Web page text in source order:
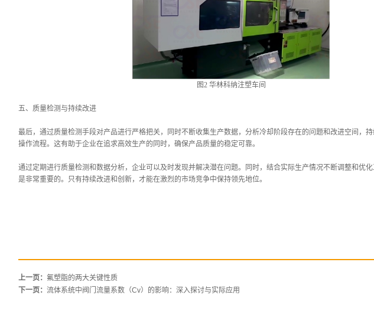
图2 华林科纳注塑车间
五、质量检测与持续改进
最后，通过质量检测手段对产品进行严格把关，同时不断收集生产数据，分析冷却阶段存在的问题和改进空间，
操作流程。这有助于企业在追求高效生产的同时，确保产品质量的稳定可靠。
通过定期进行质量检测和数据分析，企业可以及时发现并解决潜在问题。同时，结合实际生产情况不断调整和优
是非常重要的。只有持续改进和创新，才能在激烈的市场竞争中保持领先地位。
上一页： 氟塑脂的两大关键性质
下一页： 流体系统中阀门流量系数（Cv）的影响：深入探讨与实际应用